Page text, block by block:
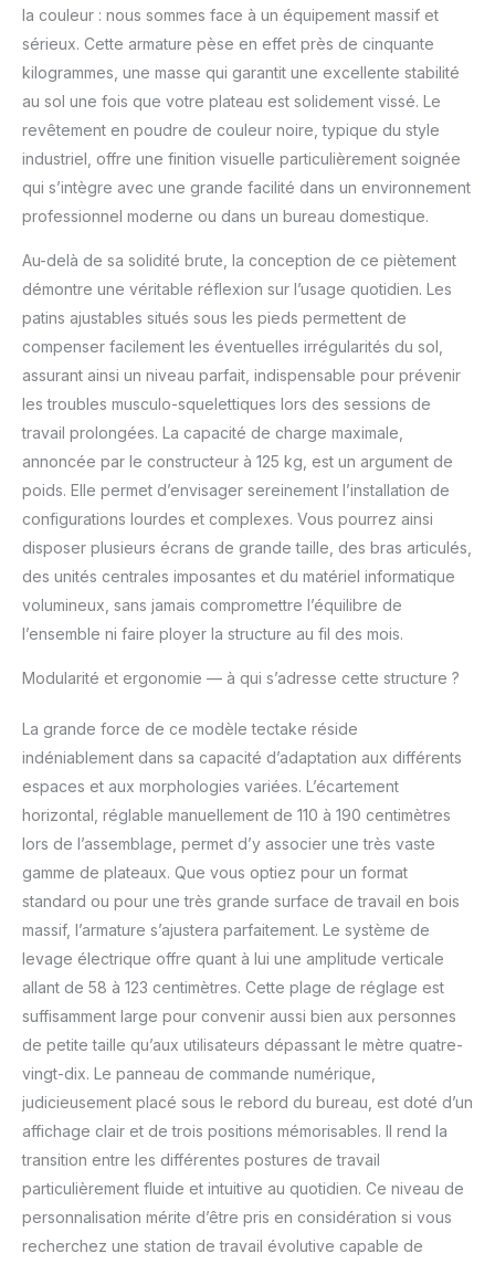
bureau informatique
adapté à vos sessions
gaming ou télétravail
n'a jamais été aussi
confortable! CONFORT
PERSONNALISÉ
GARANTI: Grâce à sa
hauteur et largeur du
piètement réglables,
ce bureau
à votre stature. Profitez
d'un espace libre
maximal pour vos
permettant de bouger
librement, tout en
utilisant le système de
fonctions mémoire et
alarme pour retrouver
votre position préférée
en un clin d'œil.
SÉCURITÉ ET STABILITÉ
AVANT TOUT: Notre
bureau électrique
système anti-collision
ajustable. Combiné à
robuste haut de
de sa stabilité, même
lorsqu'elle est
complètement
moteurs silencieux et
puissants se fondent
dans la structure,
offrant un
bureau professionnel
sans distractions.
ESTHÉTIQUE ET
FONCTIONNALITÉ SE
RENCONTRENT: Les
embouts plastiques de
ce bureau design
protègent votre sol
tout en ajoutant une
ce soit pour un grand
bureau dans votre
chambre ou un petit
bureau dans un coin de
la couleur : nous sommes face à un équipement massif et
sérieux. Cette armature pèse en effet près de cinquante
kilogrammes, une masse qui garantit une excellente stabilité
au sol une fois que votre plateau est solidement vissé. Le
revêtement en poudre de couleur noire, typique du style
industriel, offre une finition visuelle particulièrement soignée
qui s’intègre avec une grande facilité dans un environnement
professionnel moderne ou dans un bureau domestique.
Au-delà de sa solidité brute, la conception de ce piètement
démontre une véritable réflexion sur l’usage quotidien. Les
patins ajustables situés sous les pieds permettent de
compenser facilement les éventuelles irrégularités du sol,
assurant ainsi un niveau parfait, indispensable pour prévenir
les troubles musculo-squelettiques lors des sessions de
travail prolongées. La capacité de charge maximale,
annoncée par le constructeur à 125 kg, est un argument de
poids. Elle permet d’envisager sereinement l’installation de
configurations lourdes et complexes. Vous pourrez ainsi
disposer plusieurs écrans de grande taille, des bras articulés,
des unités centrales imposantes et du matériel informatique
volumineux, sans jamais compromettre l’équilibre de
l’ensemble ni faire ployer la structure au fil des mois.
Modularité et ergonomie — à qui s’adresse cette structure ?
La grande force de ce modèle tectake réside
indéniablement dans sa capacité d’adaptation aux différents
espaces et aux morphologies variées. L’écartement
horizontal, réglable manuellement de 110 à 190 centimètres
lors de l’assemblage, permet d’y associer une très vaste
gamme de plateaux. Que vous optiez pour un format
standard ou pour une très grande surface de travail en bois
massif, l’armature s’ajustera parfaitement. Le système de
levage électrique offre quant à lui une amplitude verticale
allant de 58 à 123 centimètres. Cette plage de réglage est
suffisamment large pour convenir aussi bien aux personnes
de petite taille qu’aux utilisateurs dépassant le mètre quatre-
vingt-dix. Le panneau de commande numérique,
judicieusement placé sous le rebord du bureau, est doté d’un
affichage clair et de trois positions mémorisables. Il rend la
transition entre les différentes postures de travail
particulièrement fluide et intuitive au quotidien. Ce niveau de
personnalisation mérite d’être pris en considération si vous
recherchez une station de travail évolutive capable de